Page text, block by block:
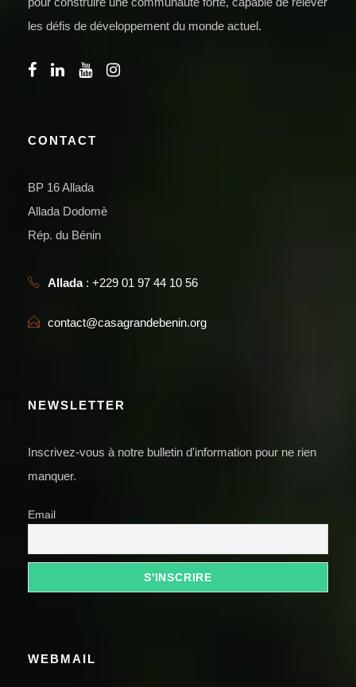
les défis de développement du monde actuel.
CONTACT
BP 16 Allada
Allada Dodomè
Rép. du Bénin
Allada: +229 01 97 44 10 56
contact@casagrandebenin.org
NEWSLETTER
Inscrivez-vous à notre bulletin d'information pour ne rien
manquer.
Email
WEBMAIL